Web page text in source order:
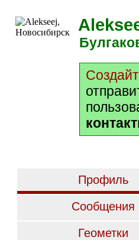
Профиль
Сообщения
Геометки